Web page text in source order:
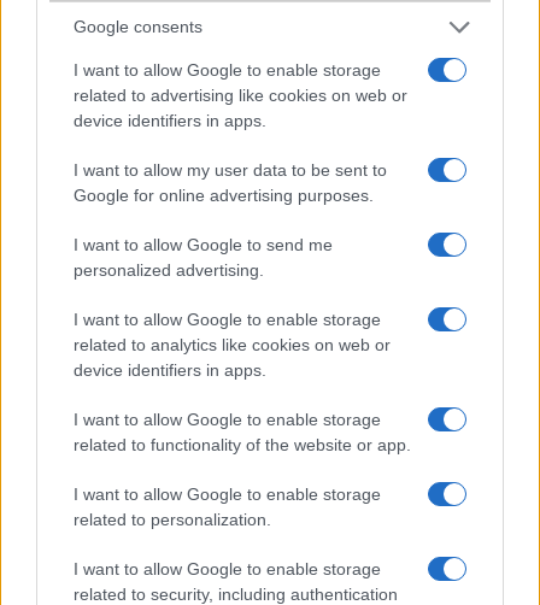
Google consents
I want to allow Google to enable storage
related to advertising like cookies on web or
device identifiers in apps.
I want to allow my user data to be sent to
Google for online advertising purposes.
I want to allow Google to send me
personalized advertising.
I want to allow Google to enable storage
related to analytics like cookies on web or
device identifiers in apps.
I want to allow Google to enable storage
related to functionality of the website or app.
I want to allow Google to enable storage
related to personalization.
I want to allow Google to enable storage
related to security, including authentication
2004-10-7 7:38:53 PM
belfegor az hogy egy symbianos app jatsza le a szamokat vagy egy
beepitett cucc azert egeszen mas. pl ha kulon cucc akkor nincs mp3
csengohang, stb.
Gabesz
2004-10-8 8:12:52 PM
sanya22
2004-10-12 8:39:03 PM
2004-10-19 7:04:08 PM